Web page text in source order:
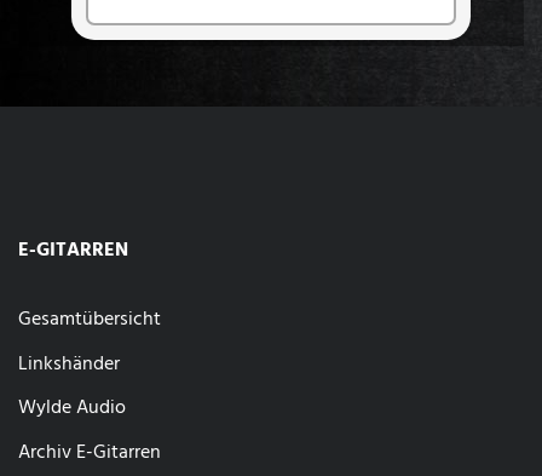
E-GITARREN
Gesamtübersicht
Linkshänder
Wylde Audio
Archiv E-Gitarren